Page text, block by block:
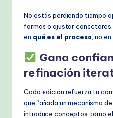
No estás perdiendo tiempo
formas o ajustar
en qué es el proceso , no en
Gana
refinación
Cada edición refuerza tu
que “añada un mecanismo
introduce conceptos como